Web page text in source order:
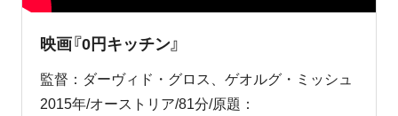
映画『0円キッチン』
監督：ダーヴィド・グロス、ゲオルグ・ミッシュ
2015年/オーストリア/81分/原題：